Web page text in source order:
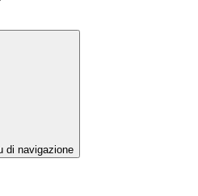
di navigazione